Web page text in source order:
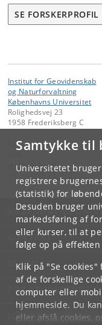
Samtykke til
Universitetet
registrere
(statistik) for
Desuden bruger
markedsføring af
eller kurser, til at
følge op på
Klik på "Se
af de forskellige
computer eller
hjemmeside. Du
eller afslå cookies,
SE
Institut for Geovidenskab
og Naturforvaltning
Københavns Universitet
Rolighedsvej 23
1958 Frederiksberg C
Kontakt:
ign @ign. ku.dk
KØBENHAVNS
KONTAKT
SERVICES
FOR STUDERENDE
JOB OG KARRIERE